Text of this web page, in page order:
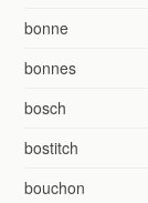
bonne
bonnes
bosch
bostitch
bouchon